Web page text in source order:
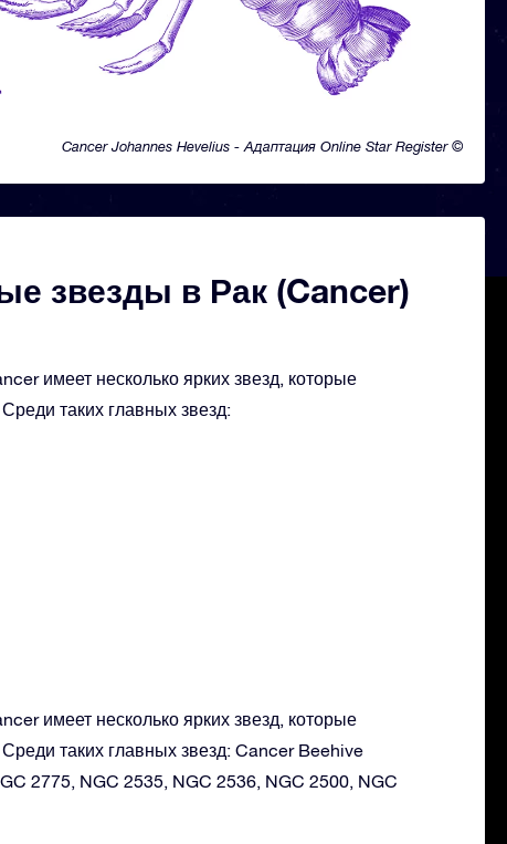
Cancer Johannes Hevelius - Адаптация Online Star Register ©
звезды в Рак (Cancer)
имеет несколько ярких звезд, которые
таких главных звезд:
имеет несколько ярких звезд, которые
таких главных звезд: Cancer Beehive
2775, NGC 2535, NGC 2536, NGC 2500, NGC